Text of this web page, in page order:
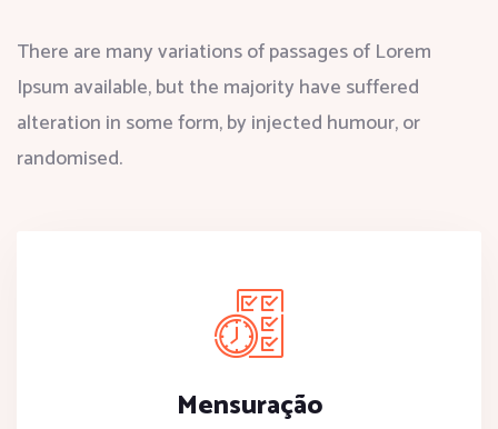
There are many variations of passages of Lorem
Ipsum available, but the majority have suffered
alteration in some form, by injected humour, or
randomised.
Mensuração